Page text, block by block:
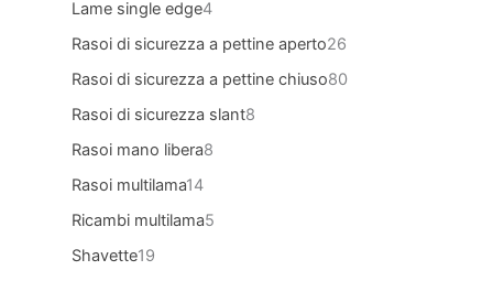
Lame single edge4
Rasoi di sicurezza a pettine aperto26
Rasoi di sicurezza a pettine chiuso80
Rasoi di sicurezza slant8
Rasoi mano libera8
Rasoi multilama14
Ricambi multilama5
Shavette19